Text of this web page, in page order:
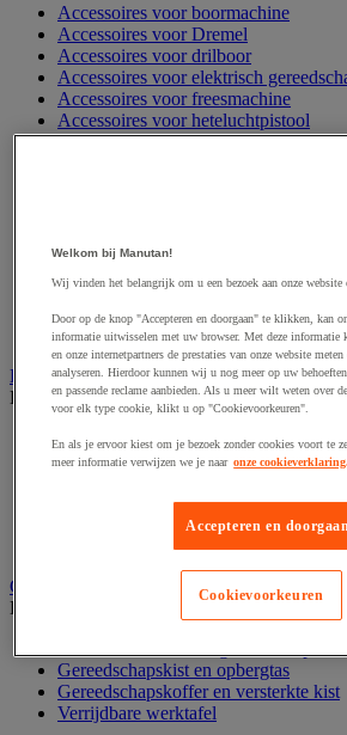
Accessoires voor boormachine
Accessoires voor Dremel
Accessoires voor drilboor
Accessoires voor elektrisch
Accessoires voor freesmachine
Accessoires voor heteluchtpistool
Accessoires voor multifunctionele
Accessoires voor slijpmachine
Accessoires voor snij-schuurmachine
Accessoires voor spijkermachine
Accessoires voor zaag
Elektrische toebehoren en verlichting
Bekijk de hele productgroep
Accessoires voor elektrisch
Batterij, oplader en kabel
Elektrische uitrusting
Verlengsnoer, stekkerdoos en
Wandcontactdoos en schakelaar
Gereedschap opbergen
Bekijk de hele productgroep
Gereedschapskist en opbergtas
Gereedschapskoffer en versterkte kist
Verrijdbare werktafel
Welkom bij Manutan!
Wij vinden het belangrijk om u een bezoek aan onze website
Door op de knop "Accepteren en doorgaan" te klikken, kan
informatie uitwisselen met uw browser. Met deze informatie
en onze internetpartners de prestaties van onze website
analyseren. Hierdoor kunnen wij u nog meer op uw
en passende reclame aanbieden. Als u meer wilt weten over
voor elk type cookie, klikt u op "Cookievoorkeuren".
En als je ervoor kiest om je bezoek zonder cookies voort te
meer informatie verwijzen we je naar onze cookieverklaring.
Accepteren en doorgaan
Cookievoorkeuren